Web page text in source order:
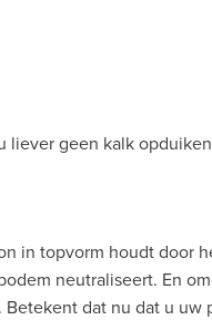
geen kalk
in topvorm houdt door
neutraliseert. En
. Betekent dat nu dat u uw